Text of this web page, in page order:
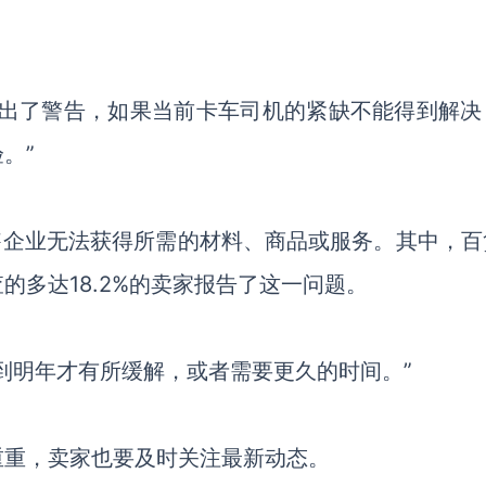
了警告，如果当前卡车司机的紧缺不能得到解
”
业无法获得所需的材料、商品或服务。 其中，
多达18.2%的卖家报告了这一问题。
年才有所缓解，或者需要更久的时间。”
，卖家也要及时关注最新动态。